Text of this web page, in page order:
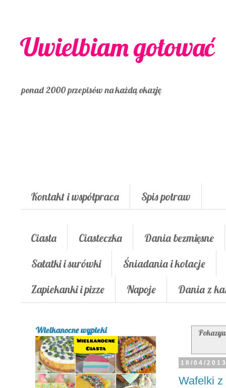
Uwielbiam gotować
ponad 2000 przepisów na każdą okazję
Kontakt i współpraca Spis potraw
Ciasta Ciasteczka
Dania bezmięsne
Sałatki i surówki
Śniadania i kolacje
Zapiekanki i pizze
Napoje Dania z
18/04/
Wafelki
Wielkanocne wypieki